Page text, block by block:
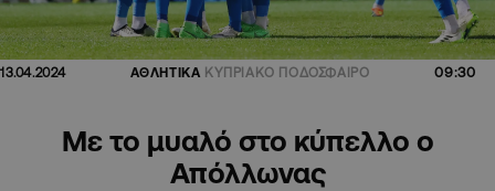
13.04.2024 ΑΘΛΗΤΙΚΑ ΚΥΠΡΙΑΚΟ ΠΟΔΟΣΦΑΙΡΟ 09:30
Με το μυαλό στο κύπελλο ο
Απόλλωνας